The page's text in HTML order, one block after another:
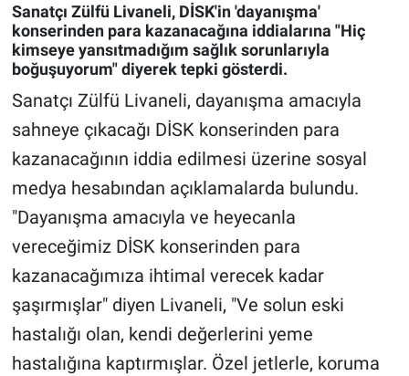
Sanatçı Zülfü Livaneli, DİSK'in 'dayanışma'
konserinden para kazanacağına iddialarına "Hiç
kimseye yansıtmadığım sağlık sorunlarıyla
boğuşuyorum" diyerek tepki gösterdi.
Sanatçı Zülfü Livaneli, dayanışma amacıyla
sahneye çıkacağı DİSK konserinden para
kazanacağının iddia edilmesi üzerine sosyal
medya hesabından açıklamalarda bulundu.
"Dayanışma amacıyla ve heyecanla
vereceğimiz DİSK konserinden para
kazanacağımıza ihtimal verecek kadar
şaşırmışlar" diyen Livaneli, "Ve solun eski
hastalığı olan, kendi değerlerini yeme
hastalığına kaptırmışlar. Özel jetlerle, koruma
Gün Bitiyor
Gün Ortası
Gündem Özel
Günün görüntüsü
Haber
İlan
Kimdir
Koronavirüs